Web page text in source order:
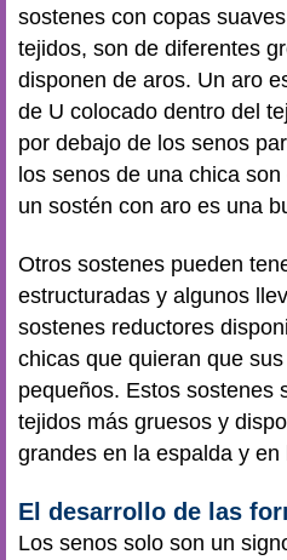
sostenes con copas
tejidos, son de diferentes
disponen de aros. Un aro
de U colocado dentro del
por debajo de los senos
los senos de una chica
un sostén con aro es una
Otros sostenes pueden
estructuradas y algunos
sostenes reductores
chicas que quieran que
pequeños. Estos sostenes
tejidos más gruesos y
grandes en la espalda y en
El desarrollo de las
Los senos solo son un